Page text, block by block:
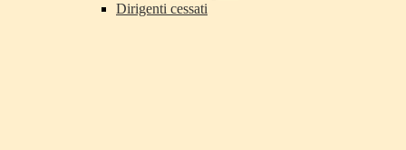
Dirigenti cessati